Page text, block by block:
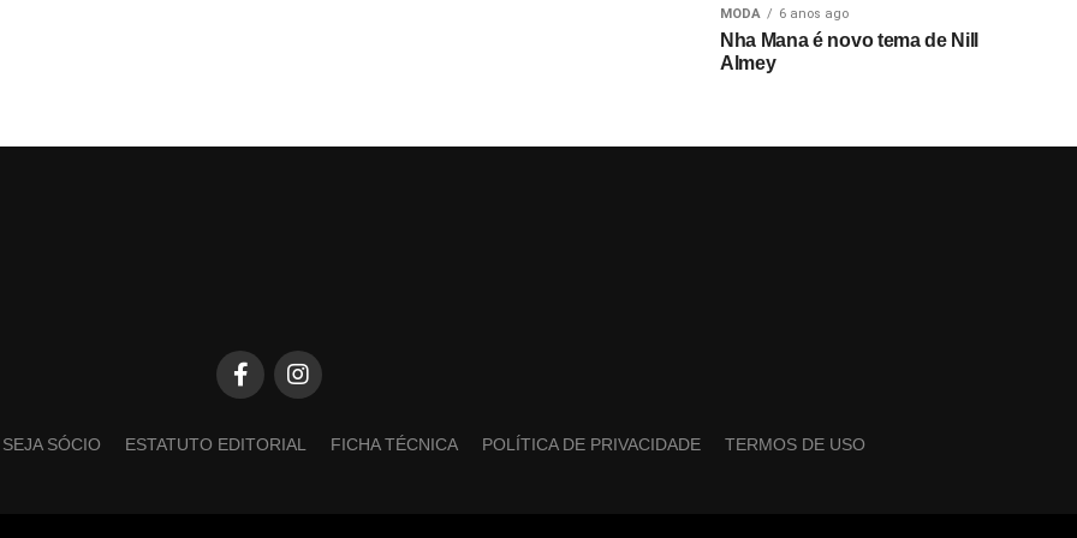
MODA 6 anos ago
Nha Mana é novo tema de Nill
Almey
SEJA SÓCIO ESTATUTO EDITORIAL FICHA TÉCNICA POLÍTICA DE PRIVACIDADE TERMOS DE USO